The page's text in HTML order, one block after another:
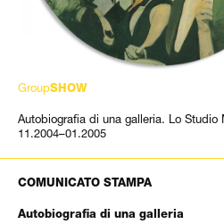
GroupSHOW
Autobiografia di una galleria. Lo Studio
11.2004–01.2005
COMUNICATO STAMPA
Autobiografia di una galleria